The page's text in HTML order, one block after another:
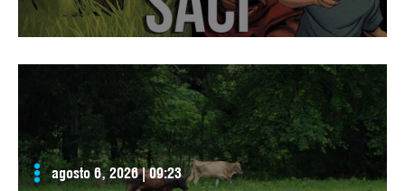
agosto 6, 2026 | 09:23